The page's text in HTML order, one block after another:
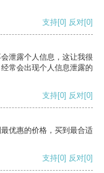
支持[0] 反对[0]
泄露个人信息，这让我很
常会出现个人信息泄露的
支持[0] 反对[0]
优惠的价格，买到最合适
支持[0] 反对[0]